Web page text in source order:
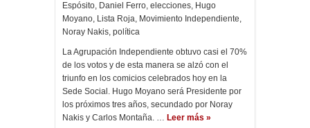
Espósito, Daniel Ferro, elecciones, Hugo
Moyano, Lista Roja, Movimiento Independiente,
Noray Nakis, política
La Agrupación Independiente obtuvo casi el 70%
de los votos y de esta manera se alzó con el
triunfo en los comicios celebrados hoy en la
Sede Social. Hugo Moyano será Presidente por
los próximos tres años, secundado por Noray
Nakis y Carlos Montaña. … Leer más »